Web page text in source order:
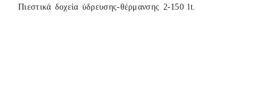
Πιεστικά δοχεία ύδρευσης-θέρμανσης 2-150 lt.